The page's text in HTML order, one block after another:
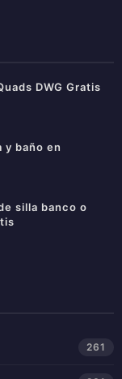
DWG Gratis
y baño en
silla banco o
261